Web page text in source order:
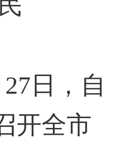
日，自
开全市